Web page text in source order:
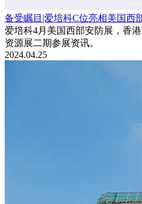
备受瞩目|爱培科C位亮相美国西
爱培科4月美国西部安防展，香
资源展二期参展资讯。
2024.04.25